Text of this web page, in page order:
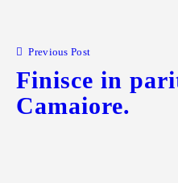
Previous Post
Finisce in
Camaiore.